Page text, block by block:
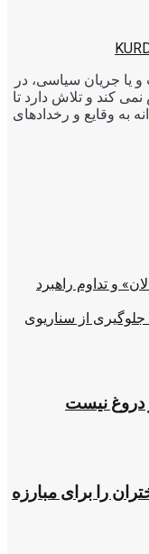
یا جریان سیاسی، در
کند و تلاش دارد تا
به وقایع و رخدادهای
و تداوم راهبرد
از سناریوی
نیست
را برای مبارزه